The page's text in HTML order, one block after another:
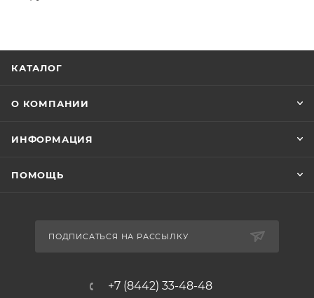
КАТАЛОГ
О КОМПАНИИ
ИНФОРМАЦИЯ
ПОМОЩЬ
ПОДПИСАТЬСЯ НА РАССЫЛКУ
+7 (8442) 33-48-48